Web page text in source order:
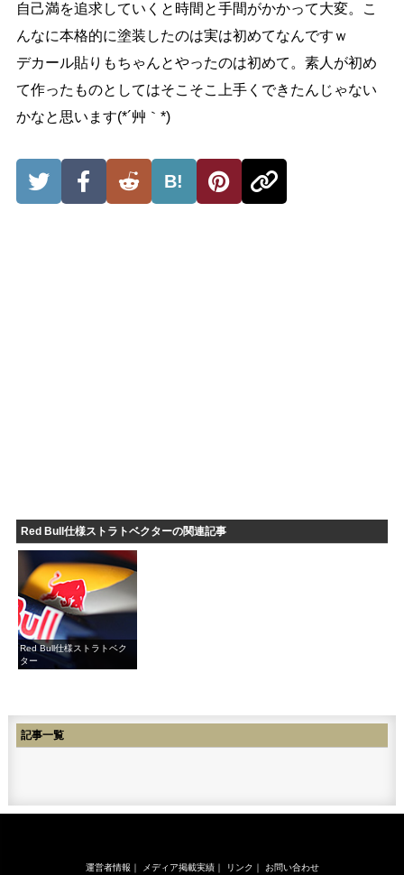
自己満を追求していくと時間と手間がかかって大変。こ
んなに本格的に塗装したのは実は初めてなんですｗ
デカール貼りもちゃんとやったのは初めて。素人が初め
て作ったものとしてはそこそこ上手くできたんじゃない
かなと思います(*´艸｀*)
B!
Red Bull仕様ストラトベクターの関連記事
Red Bull仕様ストラトベク
ター
記事一覧
運営者情報 ｜ メディア掲載実績｜ リンク ｜ お問い合わせ